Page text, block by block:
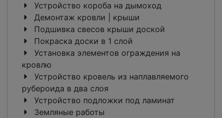
Устройство короба на дымоход
Демонтаж кровли | крыши
Подшивка свесов крыши доской
Покраска доски в 1 слой
Установка элементов ограждения на
кровлю
Устройство кровель из наплавляемого
рубероида в два слоя
Устройство подложки под ламинат
Земляные работы